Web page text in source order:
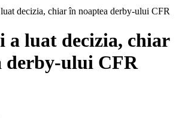
decizia, chiar în noaptea derby-ului CFR
a luat decizia, chiar
derby-ului CFR